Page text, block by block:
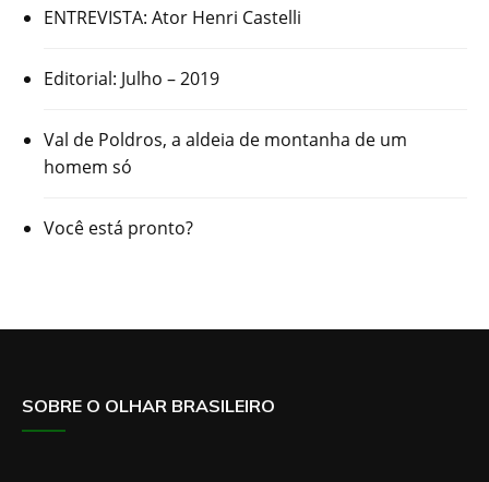
ENTREVISTA: Ator Henri Castelli
Editorial: Julho – 2019
Val de Poldros, a aldeia de montanha de um
homem só
Você está pronto?
SOBRE O OLHAR BRASILEIRO